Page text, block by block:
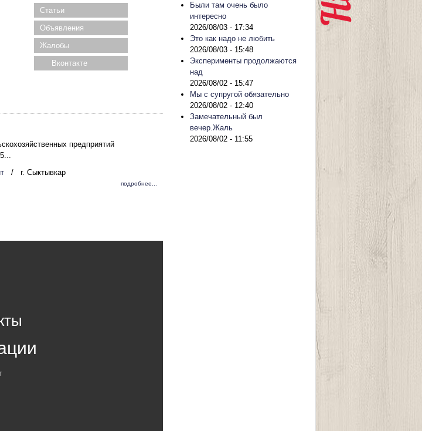
Статьи
Объявления
Жалобы
Вконтакте
предприятий
/ г. Сыктывкар
подробнее...
Были там очень было
интересно
2026/08/03 - 17:34
Это как надо не любить
2026/08/03 - 15:48
Эксперименты продолжаются
над
2026/08/02 - 15:47
Мы с супругой обязательно
2026/08/02 - 12:40
Замечательный был
вечер.Жаль
2026/08/02 - 11:55